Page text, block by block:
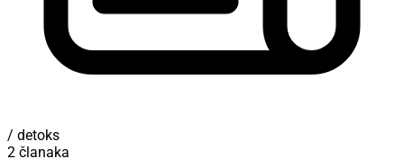
/ detoks
2 članaka